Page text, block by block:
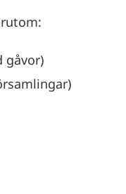
gåvor)